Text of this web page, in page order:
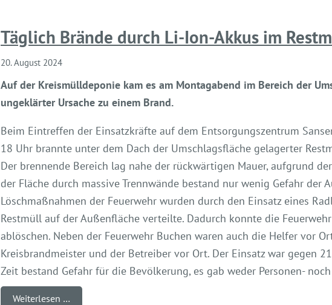
Täglich Brände durch Li-Ion-Akkus im
20. August 2024
Auf der Kreismülldeponie kam es am Montagabend im Bereich der
ungeklärter Ursache zu einem Brand.
Beim Eintreffen der Einsatzkräfte auf dem Entsorgungszentrum
18 Uhr brannte unter dem Dach der Umschlagsfläche gelagerter
Der brennende Bereich lag nahe der rückwärtigen Mauer, aufgrund
der Fläche durch massive Trennwände bestand nur wenig Gefahr der
Löschmaßnahmen der Feuerwehr wurden durch den Einsatz eines
Restmüll auf der Außenfläche verteilte. Dadurch konnte die
ablöschen. Neben der Feuerwehr Buchen waren auch die Helfer vor
Kreisbrandmeister und der Betreiber vor Ort. Der Einsatz war gegen
Zeit bestand Gefahr für die Bevölkerung, es gab weder Personen-
Weiterlesen …